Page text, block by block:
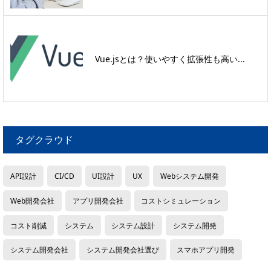
Vue.jsとは？使いやすく拡張性も高い...
タグクラウド
API設計 CI/CD UI設計 UX Webシステム開発
Web開発会社 アプリ開発会社 コストシミュレーション
コスト削減 システム システム設計 システム開発
システム開発会社 システム開発会社選び スマホアプリ開発